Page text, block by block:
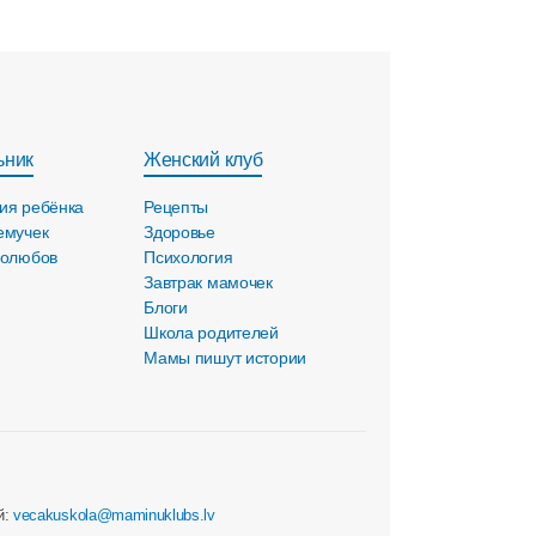
ребёнка
Женский клуб
Рецепты
Здоровье
Психология
Завтрак мамочек
Блоги
Школа родителей
Мамы пишут истории
vecakuskola@maminuklubs.lv